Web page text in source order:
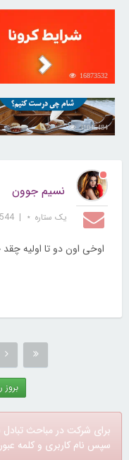
16873532
31045484
نسیم جوون
یک ستاره ⋆ |
544
اوخی اون دو تا اولیه
برای شرکت در مباحث تبادل
سپس نام کاربری و کلمه